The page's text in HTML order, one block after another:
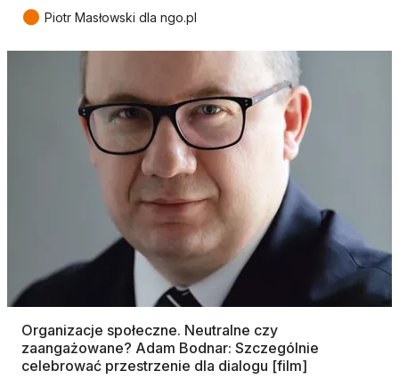
● Piotr Masłowski dla ngo.pl
Organizacje społeczne. Neutralne czy
zaangażowane? Adam Bodnar: Szczególnie
celebrować przestrzenie dla dialogu [film]